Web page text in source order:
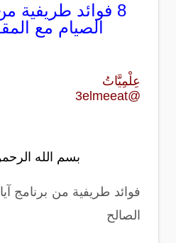
8 ‏فوائد طريفية
الصيام مع
عِلْمِيَّاتُ
‏@3elmeeat
بسم الله
فوائد طريفية من برنامج
الصالح